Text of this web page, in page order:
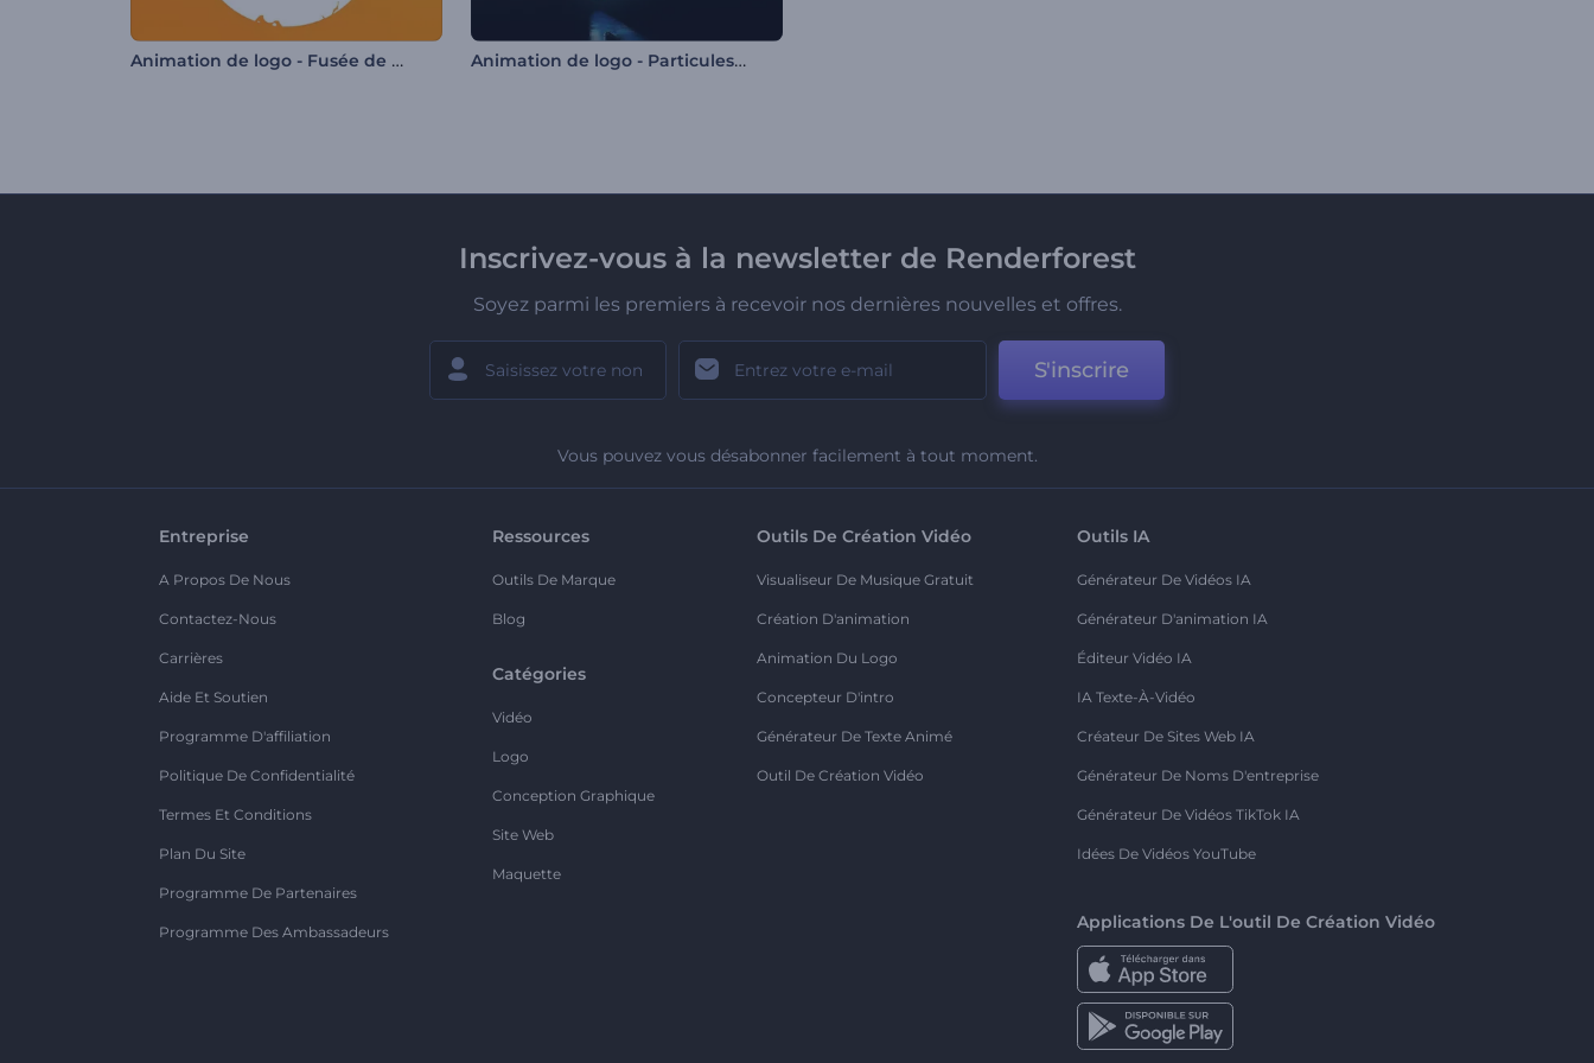
Animation de logo - Fusée de start-up Animation de logo - Particules cinématographiques
Inscrivez-vous à la newsletter de Renderforest
Soyez parmi les premiers à recevoir nos dernières nouvelles et offres.
S'inscrire
Vous pouvez vous désabonner facilement à tout moment.
Entreprise
A Propos De Nous
Contactez-Nous
Carrières
Aide Et Soutien
Programme D'affiliation
Politique De Confidentialité
Termes Et Conditions
Plan Du Site
Programme De Partenaires
Programme Des Ambassadeurs
Ressources
Outils De Marque
Blog
Catégories
Vidéo
Logo
Conception Graphique
Site Web
Maquette
Outils De Création Vidéo
Visualiseur De Musique Gratuit
Création D'animation
Animation Du Logo
Concepteur D'intro
Générateur De Texte Animé
Outil De Création Vidéo
Outils IA
Générateur De Vidéos IA
Générateur D'animation IA
Éditeur Vidéo IA
IA Texte-À-Vidéo
Créateur De Sites Web IA
Générateur De Noms D'entreprise
Générateur De Vidéos TikTok IA
Idées De Vidéos YouTube
Applications De L'outil De Création Vidéo